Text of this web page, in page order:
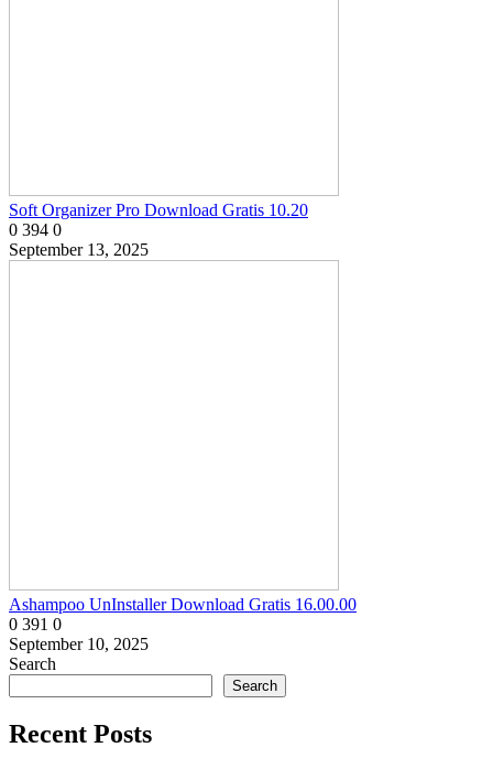
Soft Organizer Pro Download Gratis 10.20
0 394 0
September 13, 2025
Ashampoo UnInstaller Download Gratis 16.00.00
0 391 0
September 10, 2025
Search
Search
Recent Posts